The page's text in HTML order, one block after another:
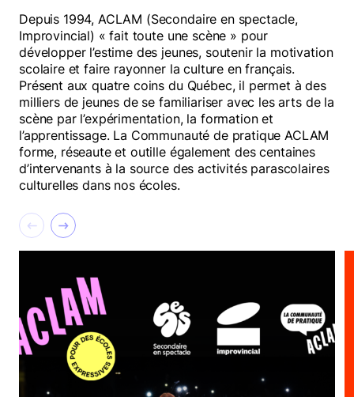
Depuis 1994, ACLAM (Secondaire en spectacle,
Improvincial) « fait toute une scène » pour
développer l’estime des jeunes, soutenir la motivation
scolaire et faire rayonner la culture en français.
Présent aux quatre coins du Québec, il permet à des
milliers de jeunes de se familiariser avec les arts de la
scène par l’expérimentation, la formation et
l’apprentissage. La Communauté de pratique ACLAM
forme, réseaute et outille également des centaines
d’intervenants à la source des activités parascolaires
culturelles dans nos écoles.